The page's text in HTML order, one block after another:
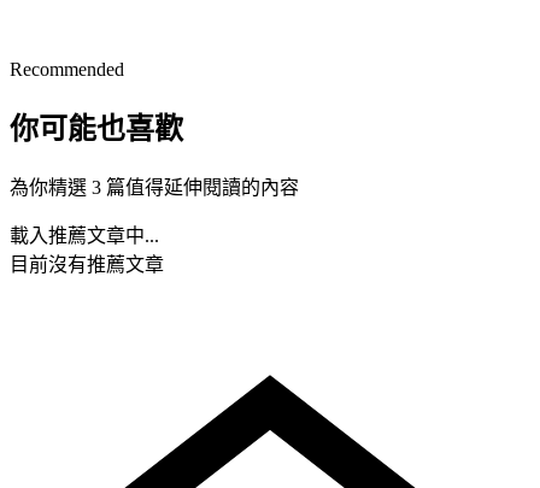
Recommended
你可能也喜歡
為你精選 3 篇值得延伸閱讀的內容
載入推薦文章中...
目前沒有推薦文章